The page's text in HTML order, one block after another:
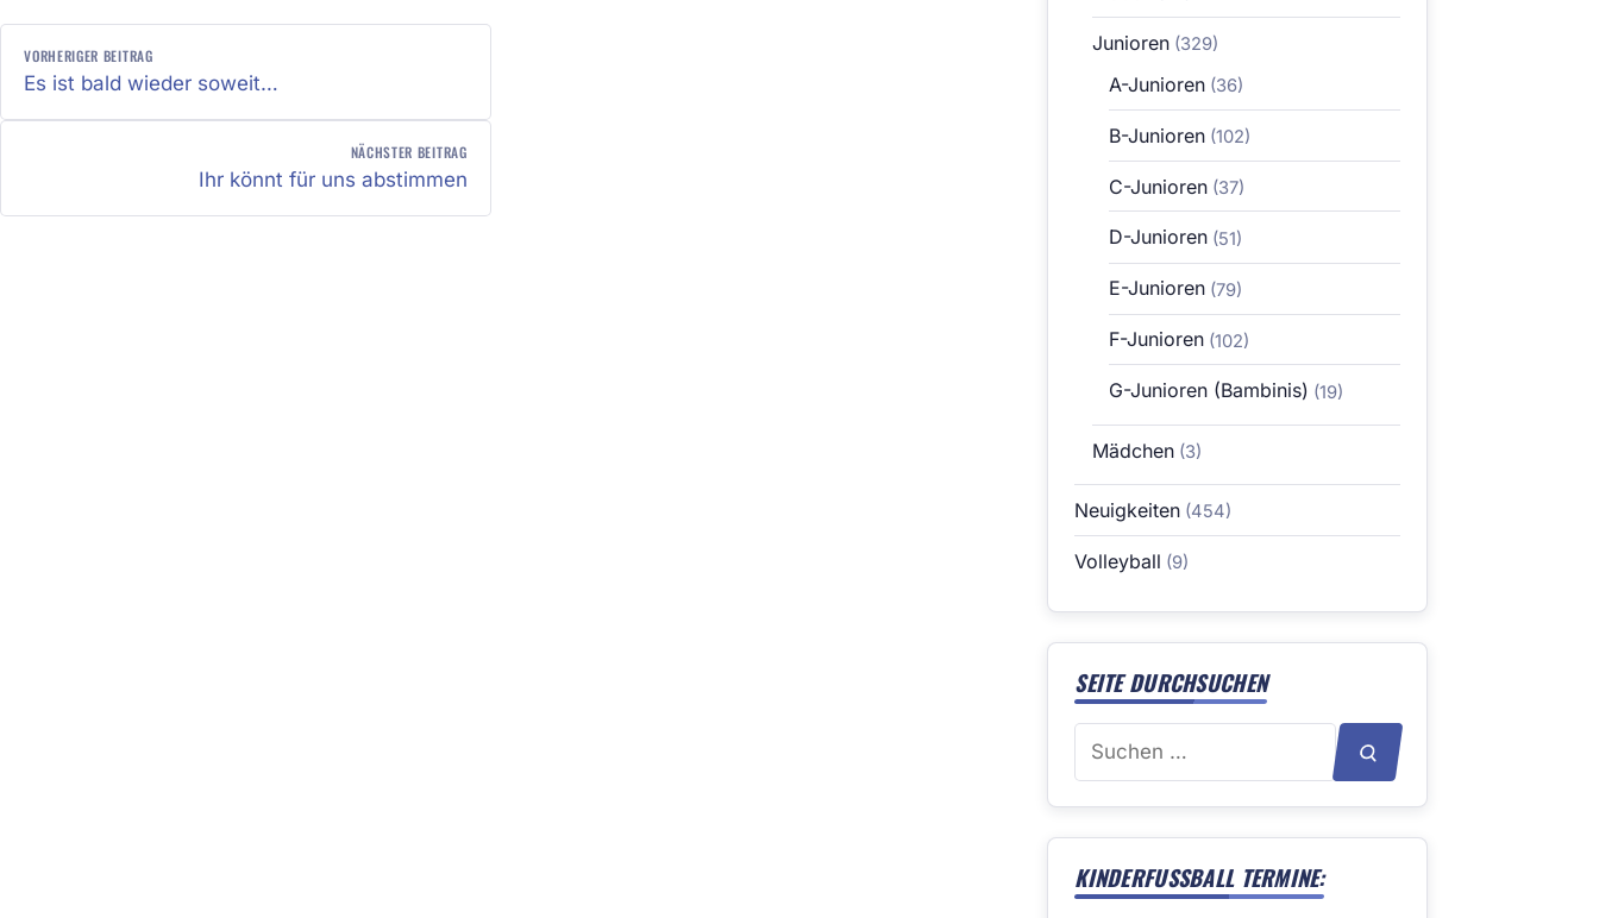
BEITRAGSNAVIGATION
VORHERIGER BEITRAG
Es ist bald wieder soweit…
NÄCHSTER BEITRAG
Ihr könnt für uns abstimmen
Junioren(329)
A-Junioren (36)
B-Junioren (102)
C-Junioren (37)
D-Junioren (51)
E-Junioren (79)
F-Junioren (102)
G-Junioren (Bambinis) (19)
Mädchen(3)
Neuigkeiten (454)
Volleyball (9)
SEITE DURCHSUCHEN
Suchen
SUCHEN
KINDERFUSSBALL TERMINE: